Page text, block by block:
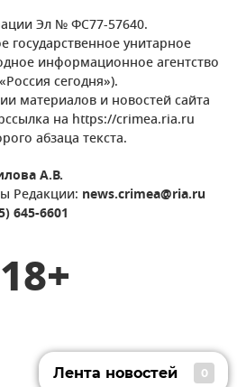
Эл № ФС77-57640.
государственное унитарное
информационное агентство
сегодня»).
материалов и новостей сайта
на https://crimea.ria.ru
абзаца текста.
А.В.
Редакции: news.crimea@ria.ru
645-6601
18+
Лента новостей 0